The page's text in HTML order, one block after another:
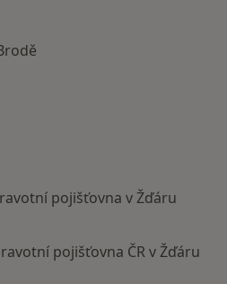
pojišťovna v Žďáru
pojišťovna ČR v Žďáru